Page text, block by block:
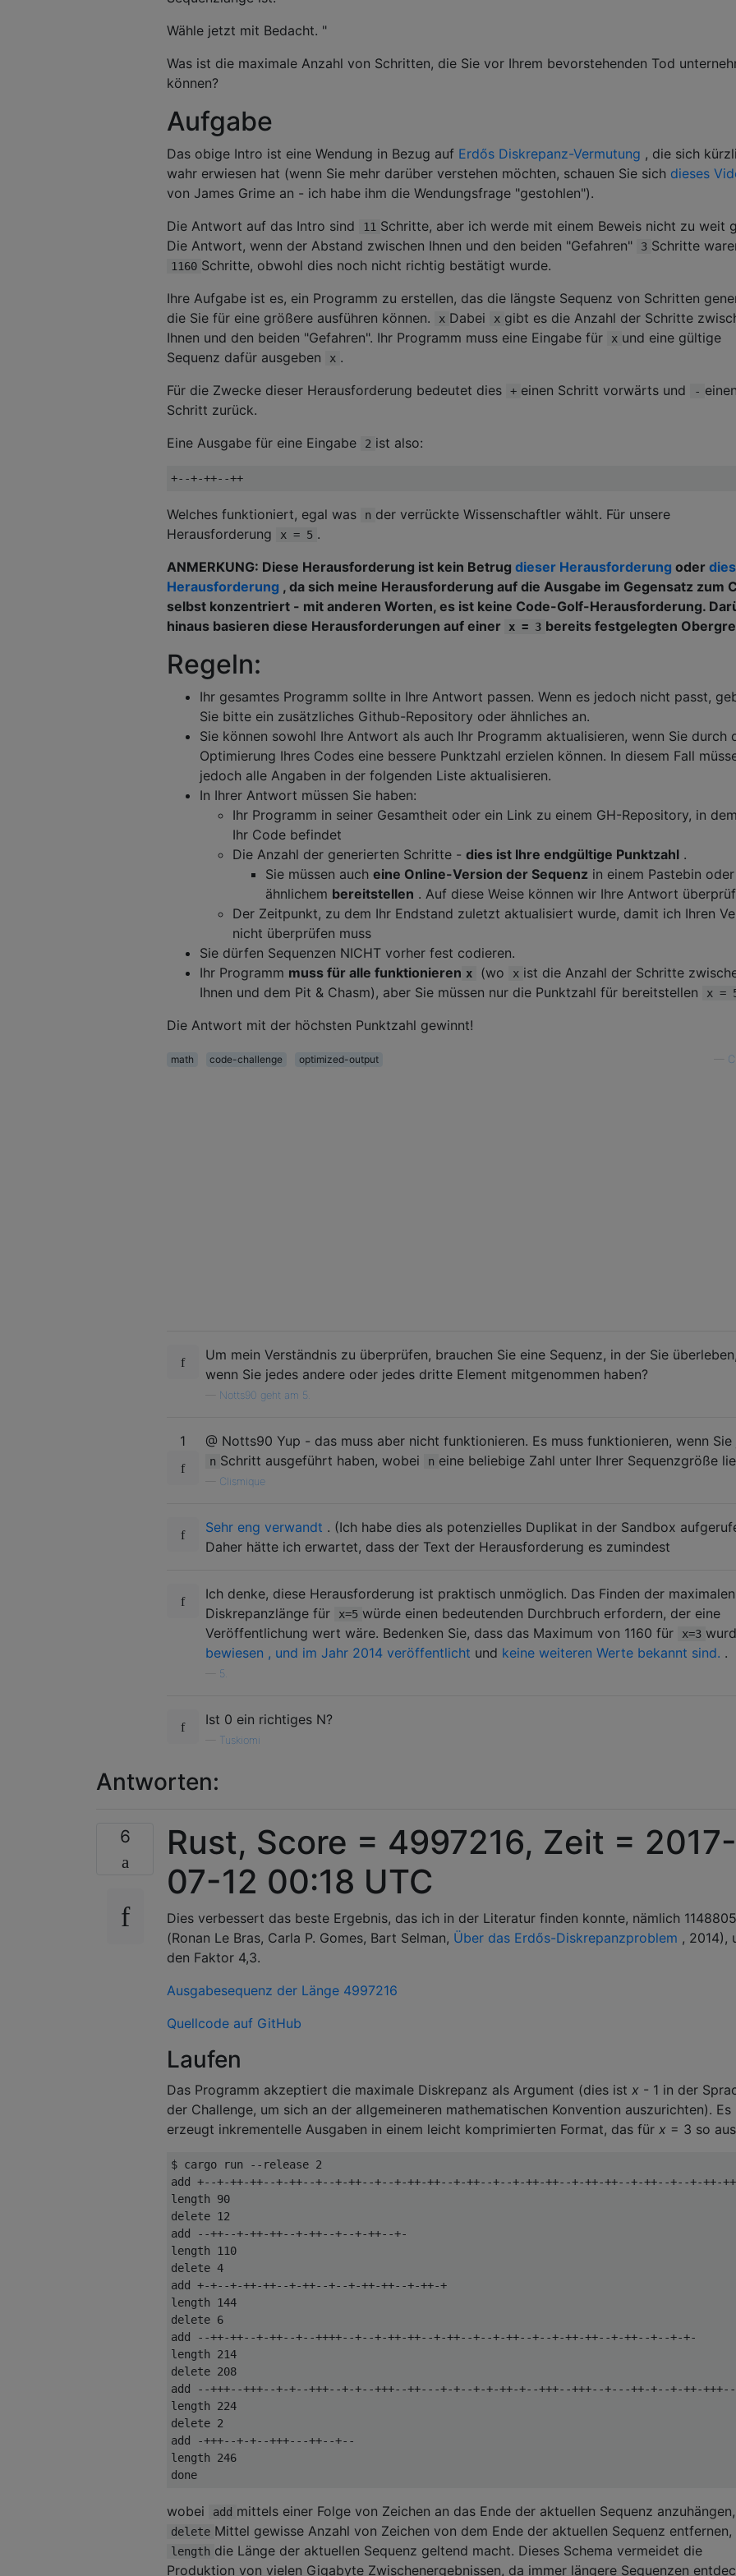
Wähle jetzt mit Bedacht. "
Was ist die maximale Anzahl von Schritten, die Sie vor Ihrem bevorstehenden Tod
können?
Aufgabe
Das obige Intro ist eine Wendung in Bezug auf Erdős Diskrepanz-Vermutung , die sich
wahr erwiesen hat (wenn Sie mehr darüber verstehen möchten, schauen Sie sich dieses
von James Grime an - ich habe ihm die Wendungsfrage "gestohlen").
Die Antwort auf das Intro sind
11 Schritte, aber ich werde mit einem Beweis nicht zu weit
Die Antwort, wenn der Abstand zwischen Ihnen und den beiden "Gefahren"
3 Schritte
1160 Schritte, obwohl dies noch nicht richtig bestätigt wurde.
Ihre Aufgabe ist es, ein Programm zu erstellen, das die längste Sequenz von Schritten
die Sie für eine größere ausführen können.
x Dabei x gibt es die Anzahl der Schritte
Ihnen und den beiden "Gefahren". Ihr Programm muss eine Eingabe für
x und eine gültige
Sequenz dafür ausgeben
x .
Für die Zwecke dieser Herausforderung bedeutet dies
+ einen Schritt vorwärts und - einen
Schritt zurück.
Eine Ausgabe für eine Eingabe
2 ist also:
Welches funktioniert, egal was n der verrückte Wissenschaftler wählt. Für unsere
Herausforderung
x = 5 .
ANMERKUNG: Diese Herausforderung ist kein Betrug dieser Herausforderung oder
Herausforderung , da sich meine Herausforderung auf die Ausgabe im Gegensatz zum
selbst konzentriert - mit anderen Worten, es ist keine Code-Golf-Herausforderung.
hinaus basieren diese Herausforderungen auf einer
x = 3 bereits festgelegten
Regeln:
Ihr gesamtes Programm sollte in Ihre Antwort passen. Wenn es jedoch nicht passt,
Sie bitte ein zusätzliches Github-Repository oder ähnliches an.
Sie können sowohl Ihre Antwort als auch Ihr Programm aktualisieren, wenn Sie durch
Optimierung Ihres Codes eine bessere Punktzahl erzielen können. In diesem Fall
jedoch alle Angaben in der folgenden Liste aktualisieren.
In Ihrer Antwort müssen Sie haben:
Ihr Programm in seiner Gesamtheit oder ein Link zu einem GH-Repository, in
Ihr Code befindet
Die Anzahl der generierten Schritte - dies ist Ihre endgültige Punktzahl .
Sie müssen auch eine Online-Version der Sequenz in einem Pastebin oder
ähnlichem bereitstellen . Auf diese Weise können wir Ihre Antwort
Der Zeitpunkt, zu dem Ihr Endstand zuletzt aktualisiert wurde, damit ich Ihren
nicht überprüfen muss
Sie dürfen Sequenzen NICHT vorher fest codieren.
Ihr Programm muss für alle funktionieren x (wo x ist die Anzahl der Schritte
Ihnen und dem Pit & Chasm), aber Sie müssen nur die Punktzahl für bereitstellen
x =
Die Antwort mit der höchsten Punktzahl gewinnt!
math code-challenge optimized-output
Um mein Verständnis zu überprüfen, brauchen Sie eine Sequenz, in der Sie
wenn Sie jedes andere oder jedes dritte Element mitgenommen haben?
Notts90 geht am 5.
1 @ Notts90 Yup - das muss aber nicht funktionieren. Es muss funktionieren, wenn Sie
n Schritt ausgeführt haben, wobei n eine beliebige Zahl unter Ihrer Sequenzgröße
Clismique
Sehr eng verwandt . (Ich habe dies als potenzielles Duplikat in der Sandbox
Daher hätte ich erwartet, dass der Text der Herausforderung es zumindest
Ich denke, diese Herausforderung ist praktisch unmöglich. Das Finden der maximalen
Diskrepanzlänge für
x=5 würde einen bedeutenden Durchbruch erfordern, der eine
Veröffentlichung wert wäre. Bedenken Sie, dass das Maximum von 1160 für
x=3
bewiesen , und im Jahr 2014 veröffentlicht und keine weiteren Werte bekannt sind. .
5.
Ist 0 ein richtiges N?
Tuskiomi
Antworten:
6
Rust, Score = 4997216, Zeit = 2017-
07-12 00:18 UTC
Dies verbessert das beste Ergebnis, das ich in der Literatur finden konnte, nämlich 1148805
(Ronan Le Bras, Carla P. Gomes, Bart Selman, Über das Erdős-Diskrepanzproblem , 2014),
den Faktor 4,3.
Ausgabesequenz der Länge 4997216
Quellcode auf GitHub
Laufen
Das Programm akzeptiert die maximale Diskrepanz als Argument (dies ist x - 1 in der
der Challenge, um sich an der allgemeineren mathematischen Konvention auszurichten). Es
erzeugt inkrementelle Ausgaben in einem leicht komprimierten Format, das für x = 3 so
$ cargo run --release 2
add +--+-++-++--+-++--+--+-++--+--+-++-++--+-++--+--+-++-++--+-++-++--+-++--+--+-++-
length 90
delete 12
add --++--+-++-++--+-++--+--+-++--+-
length 110
delete 4
add +-+--+-++-++--+-++--+--+-++-++--+-++-+
length 144
delete 6
add --++-++--+-++--+--++++--+--+-++-++--+-++--+--+-++--+--+-++-++--+-++--+--+-+-
length 214
delete 208
add --+++--+++--+-+--+++--+-+--+++--++---+-+--+-+-++-+--+++--+++--+---++-+--+-++-
length 224
delete 2
add -+++--+-+--+++---++--+--
length 246
wobei add mittels einer Folge von Zeichen an das Ende der aktuellen Sequenz anzuhängen,
delete Mittel gewisse Anzahl von Zeichen von dem Ende der aktuellen Sequenz entfernen,
length die Länge der aktuellen Sequenz geltend macht. Dieses Schema vermeidet die
Produktion von vielen Gigabyte Zwischenergebnissen, da immer längere Sequenzen